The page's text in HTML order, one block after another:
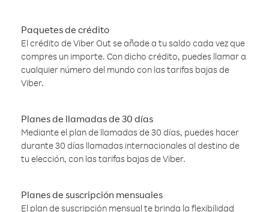
Paquetes de crédito
El crédito de Viber Out se añade a tu saldo cada vez que
compres un importe. Con dicho crédito, puedes llamar a
cualquier número del mundo con las tarifas bajas de
Viber.
Planes de llamadas de 30 días
Mediante el plan de llamadas de 30 días, puedes hacer
durante 30 días llamadas internacionales al destino de
tu elección, con las tarifas bajas de Viber.
Planes de suscripción mensuales
El plan de suscripción mensual te brinda la flexibilidad